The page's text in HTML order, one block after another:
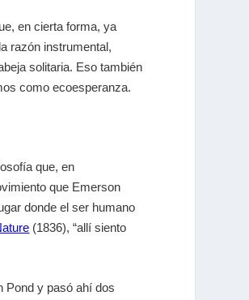
en cierta forma, ya
razón instrumental,
solitaria. Eso también
como ecoesperanza.
que, en
que Emerson
donde el ser humano
(1836), “allí siento
Pond y pasó ahí dos